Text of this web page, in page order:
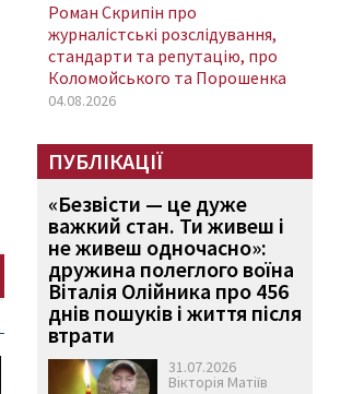
Роман Скрипін про
журналістські розслідування,
стандарти та репутацію, про
Коломойського та Порошенка
04.08.2026
ПУБЛІКАЦІЇ
«Безвісти — це дуже
важкий стан. Ти живеш і
не живеш одночасно»:
дружина полеглого воїна
Віталія Олійника про 456
днів пошуків і життя після
втрати
31.07.2026
Вікторія Матіїв